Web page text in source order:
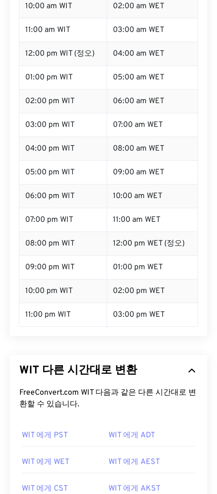
10:00 am WIT 02:00 am WET
11:00 am WIT 03:00 am WET
12:00 pm WIT (정오) 04:00 am WET
01:00 pm WIT 05:00 am WET
02:00 pm WIT 06:00 am WET
03:00 pm WIT 07:00 am WET
04:00 pm WIT 08:00 am WET
05:00 pm WIT 09:00 am WET
06:00 pm WIT 10:00 am WET
07:00 pm WIT 11:00 am WET
08:00 pm WIT 12:00 pm WET (정오)
09:00 pm WIT 01:00 pm WET
10:00 pm WIT 02:00 pm WET
11:00 pm WIT 03:00 pm WET
WIT 다른 시간대로 변환
FreeConvert.com WIT 다음과 같은 다른 시간대로 변
환할 수 있습니다.
WIT 에게 PST WIT 에게 ADT
WIT 에게 WET WIT 에게 AEST
WIT 에게 CST WIT 에게 AKST